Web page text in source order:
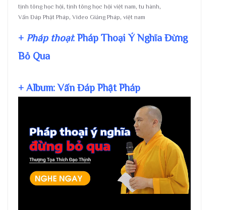
tịnh tông học hội, tịnh tông học hội việt nam, tu hành,
Vấn Đáp Phật Pháp, Video Giảng Pháp, việt nam
+ Pháp thoại: Pháp Thoại Ý Nghĩa Đừng
Bỏ Qua
+ Album: Vấn Đáp Phật Pháp